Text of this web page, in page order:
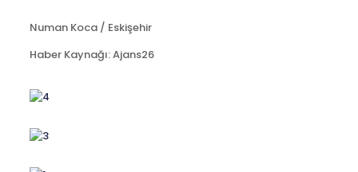
Numan Koca / Eskişehir
Haber Kaynağı: Ajans26